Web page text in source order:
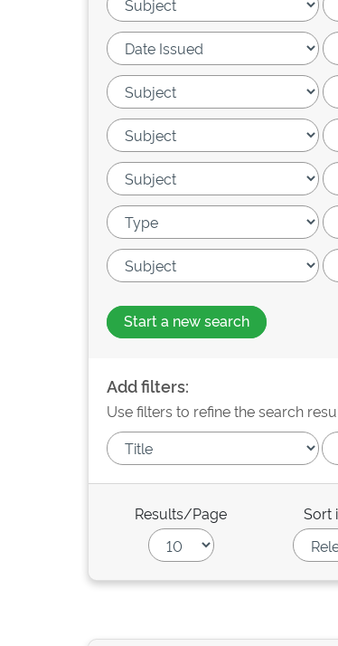
Start a new search
Add filters:
Use filters to refine the search
Results/Page Sort